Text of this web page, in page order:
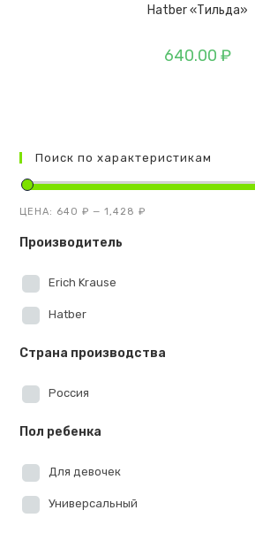
Hatber «Тильда»
640.00 ₽
Поиск по характеристикам
ЦЕНА: 640 ₽ —1,428 ₽
Производитель
Erich Krause
Hatber
Страна производства
Россия
Пол ребенка
Для девочек
Универсальный